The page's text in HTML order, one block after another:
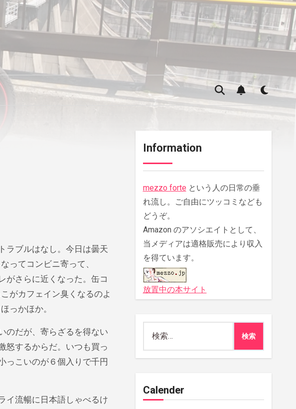
ラブルはなし。今日は曇天
ってコンビニ寄って、
がさらに近くなった。缶コ
がカフェイン臭くなるのよ
っかほか。
のだが、寄らざるを得ない
怒するからだ。いつも買っ
っこいのが６個入りで千円
イ流暢に日本語しゃべるけ
Information
mezzo forte という人の日常の垂
れ流し。ご自由にツッコミなども
どうぞ。
Amazon のアソシエイトとして、
当メディアは適格販売により収入
を得ています。
放置中の本サイト
Calender